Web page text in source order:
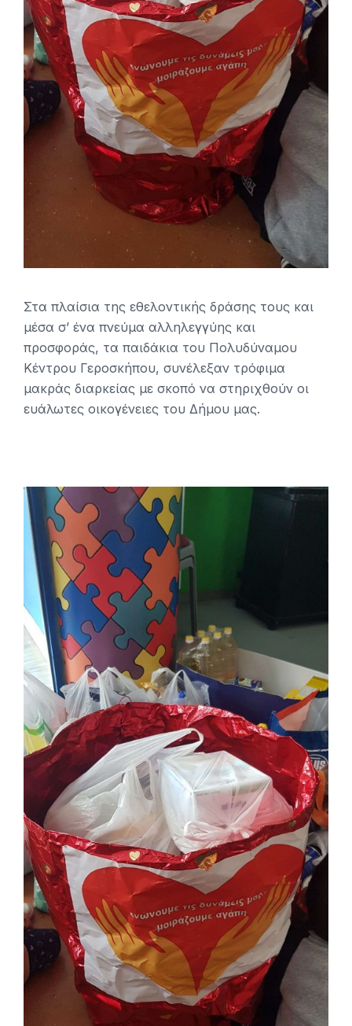
Στα πλαίσια της εθελοντικής δράσης τους και
μέσα σ’ ένα πνεύμα αλληλεγγύης και
προσφοράς, τα παιδάκια του Πολυδύναμου
Κέντρου Γεροσκήπου, συνέλεξαν τρόφιμα
μακράς διαρκείας με σκοπό να στηριχθούν οι
ευάλωτες οικογένειες του Δήμου μας.